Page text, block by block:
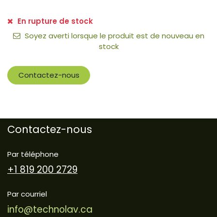
En rupture de stock
Soyez averti lorsque le produit est de nouveau en
stock
Contactez-nous
Contactez-nous
Par téléphone
+1 819 200 2729
Par courriel
info@technolav.ca